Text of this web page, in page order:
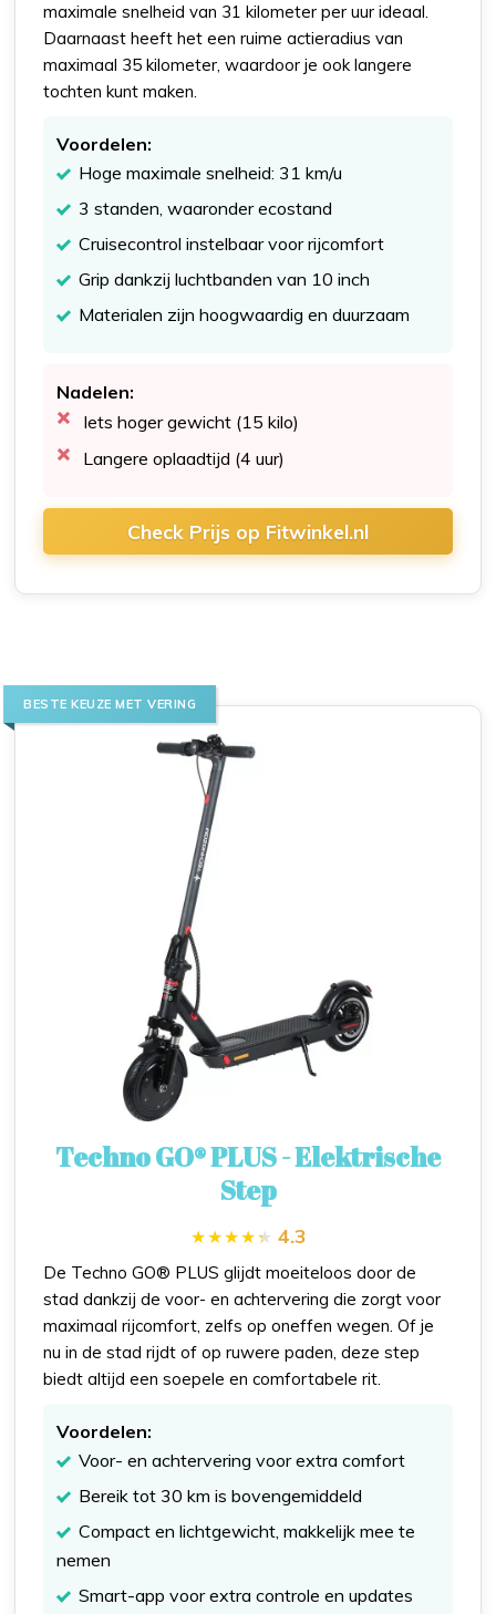
maximale snelheid van 31 kilometer per uur ideaal.
Daarnaast heeft het een ruime actieradius van
maximaal 35 kilometer, waardoor je ook langere
tochten kunt maken.
Voordelen:
Hoge maximale snelheid: 31 km/u
3 standen, waaronder ecostand
Cruisecontrol instelbaar voor rijcomfort
Grip dankzij luchtbanden van 10 inch
Materialen zijn hoogwaardig en duurzaam
Nadelen:
Iets hoger gewicht (15 kilo)
Langere oplaadtijd (4 uur)
Check Prijs op Fitwinkel.nl
BESTE KEUZE MET VERING
Techno GO® PLUS - Elektrische
Step
4.3
De Techno GO® PLUS glijdt moeiteloos door de
stad dankzij de voor- en achtervering die zorgt voor
maximaal rijcomfort, zelfs op oneffen wegen. Of je
nu in de stad rijdt of op ruwere paden, deze step
biedt altijd een soepele en comfortabele rit.
Voordelen:
Voor- en achtervering voor extra comfort
Bereik tot 30 km is bovengemiddeld
Compact en lichtgewicht, makkelijk mee te
nemen
Smart-app voor extra controle en updates